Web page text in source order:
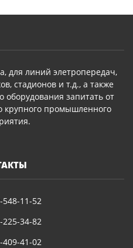
для линий элетропередач,
стадионов и т.д., а также
запитать от
крупного промышленного
548-11-52
225-34-82
409-41-02